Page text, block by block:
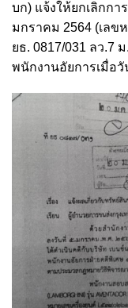
บก) แจ้งให้ยกเลิกก
มกราคม 2564 (เลข
ยธ. 0817/031 ลว.7
พนักงานอัยการเมื่อวั